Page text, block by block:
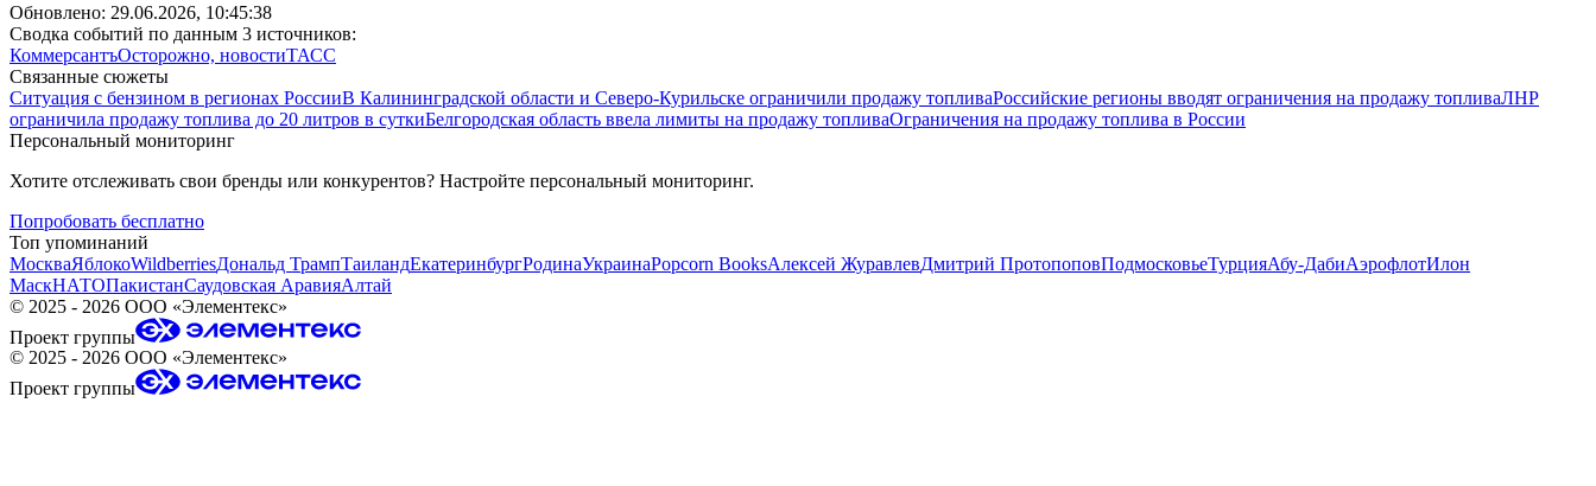
Обновлено: 29.06.2026, 10:45:38
Сводка событий по данным 3 источников:
КоммерсантъОсторожно, новостиТАСС
Связанные сюжеты
Ситуация с бензином в регионах РоссииВ Калининградской области и Северо-Курильске ограничили продажу топливаРоссийские регионы вводят ограничения на продажу топливаЛНР
ограничила продажу топлива до 20 литров в суткиБелгородская область ввела лимиты на продажу топливаОграничения на продажу топлива в России
Персональный мониторинг
Хотите отслеживать свои бренды или конкурентов? Настройте персональный мониторинг.
Попробовать бесплатно
Топ упоминаний
МоскваЯблокоWildberriesДональд ТрампТаиландЕкатеринбургРодинаУкраинаPopcorn BooksАлексей ЖуравлевДмитрий ПротопоповПодмосковьеТурцияАбу-ДабиАэрофлотИлон
МаскНАТОПакистанСаудовская АравияАлтай
© 2025 - 2026 ООО «Элементекс»
Проект группы
© 2025 - 2026 ООО «Элементекс»
Проект группы